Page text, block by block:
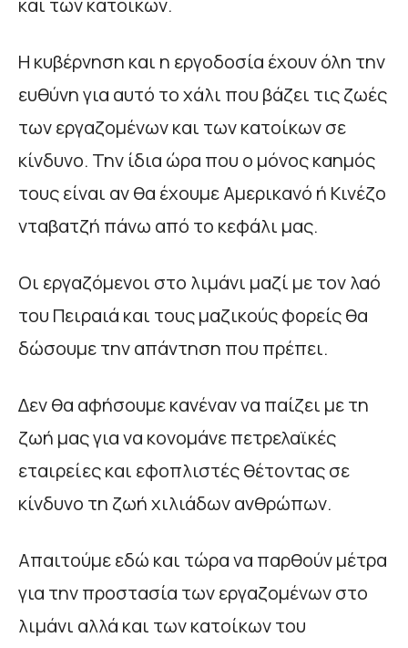
Η κυβέρνηση και η εργοδοσία έχουν όλη την
ευθύνη για αυτό το χάλι που βάζει τις ζωές
των εργαζομένων και των κατοίκων σε
κίνδυνο. Την ίδια ώρα που ο μόνος καημός
τους είναι αν θα έχουμε Αμερικανό ή Κινέζο
νταβατζή πάνω από το κεφάλι μας.
Οι εργαζόμενοι στο λιμάνι μαζί με τον λαό
του Πειραιά και τους μαζικούς φορείς θα
δώσουμε την απάντηση που πρέπει.
Δεν θα αφήσουμε κανέναν να παίζει με τη
ζωή μας για να κονομάνε πετρελαϊκές
εταιρείες και εφοπλιστές θέτοντας σε
κίνδυνο τη ζωή χιλιάδων ανθρώπων.
Απαιτούμε εδώ και τώρα να παρθούν μέτρα
για την προστασία των εργαζομένων στο
λιμάνι αλλά και των κατοίκων του